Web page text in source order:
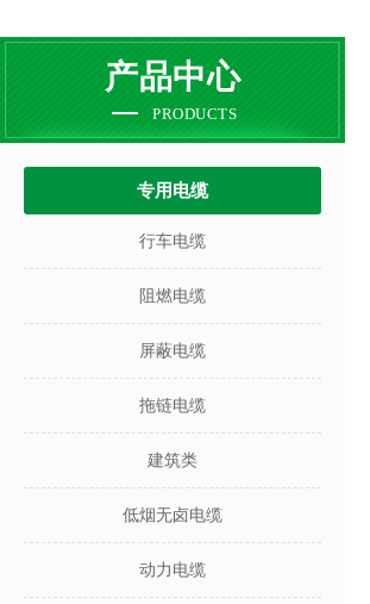
产品中心
PRODUCTS
专用电缆
行车电缆
阻燃电缆
屏蔽电缆
拖链电缆
建筑类
低烟无卤电缆
动力电缆